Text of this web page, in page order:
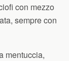
con mezzo
sempre con
mentuccia,